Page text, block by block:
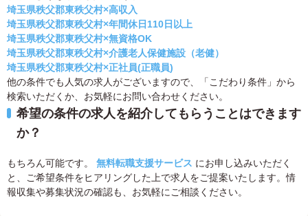
埼玉県秩父郡東秩父村×高収入
埼玉県秩父郡東秩父村×年間休日110日以上
埼玉県秩父郡東秩父村×無資格OK
埼玉県秩父郡東秩父村×介護老人保健施設（老健）
埼玉県秩父郡東秩父村×正社員(正職員)
他の条件でも人気の求人がございますので、「こだわり条件」から
検索いただくか、お気軽にお問い合わせください。
希望の条件の求人を紹介してもらうことはできます
か？
もちろん可能です。 無料転職支援サービス にお申し込みいただく
と、ご希望条件をヒアリングした上で求人をご提案いたします。情
報収集や募集状況の確認も、お気軽にご相談ください。